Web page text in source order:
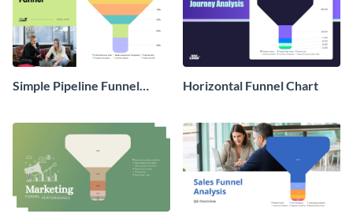
Simple Pipeline Funnel
Horizontal Funnel Chart